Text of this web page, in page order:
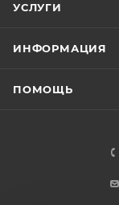
УСЛУГИ
ИНФОРМАЦИЯ
ПОМОЩЬ